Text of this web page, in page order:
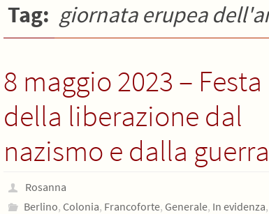
Tag: giornata erupea
8 maggio 2023 – Festa
della liberazione dal
nazismo e dalla guerra
Rosanna
Berlino, Colonia, Francoforte, Generale, In evidenza,